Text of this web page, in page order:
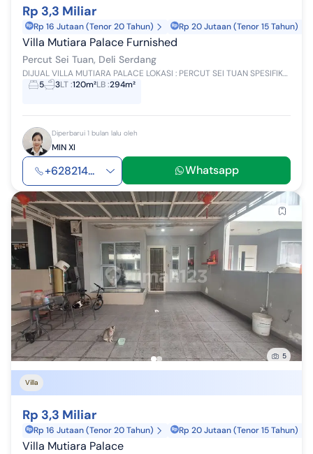
Rp 3,3 Miliar
Rp 16 Jutaan (Tenor 20 Tahun) Rp 20 Jutaan (Tenor 15 Tahun)
Villa Mutiara Palace Furnished
Percut Sei Tuan, Deli Serdang
DIJUAL VILLA MUTIARA PALACE LOKASI : PERCUT SEI TUAN SPESIFIKASI Tipe : Villa Kondisi : Siap Huni Luas Tanah : 6 x 20 Luas Bangunan : 6 x 14 Lant...
5
3LT:120m²LB:294m²
Diperbarui 1 bulan lalu oleh
MIN XI
+628214... Whatsapp
5
Villa
Rp 3,3 Miliar
Rp 16 Jutaan (Tenor 20 Tahun) Rp 20 Jutaan (Tenor 15 Tahun)
Villa Mutiara Palace